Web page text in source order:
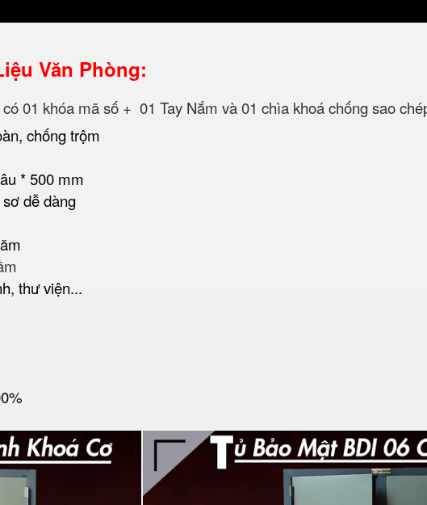
Văn Phòng:
01 khóa mã số + 01 Tay Nắm và 01 chìa khoá chống sao
chống trộm
* 500 mm
dễ dàng
thư viện...